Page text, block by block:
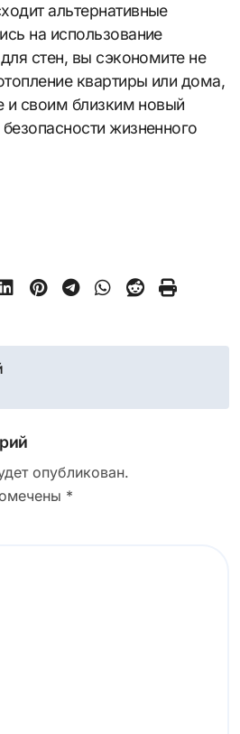
альтернативные
на использование
стен, вы сэкономите не
квартиры или дома,
и своим близким новый
жизненного
опубликован.
*